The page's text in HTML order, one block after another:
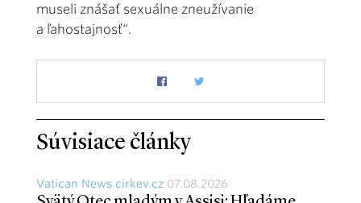
museli znášať sexuálne zneužívanie
a ľahostajnosť“.
Súvisiace články
Vatican News cirkev.cz 07.08.2026